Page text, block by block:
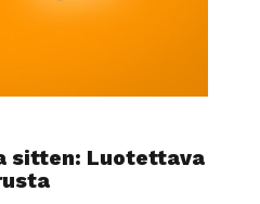
sit­ten: Luo­tet­ta­va